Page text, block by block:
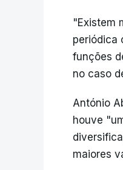
"Existem
periódica
funções
no caso
António
houve
maiores